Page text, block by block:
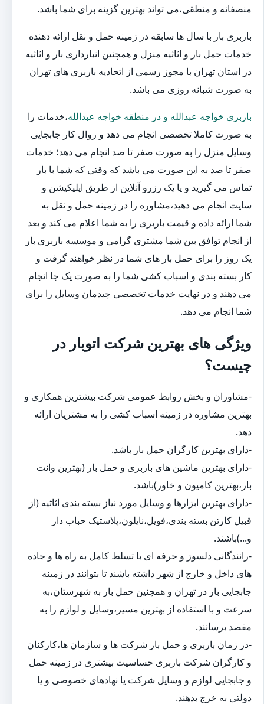
منصفانه و منطقی،می تواند بهترین گزینه برای شما باشد.
باربری بار با سال ها سابقه در زمینه حمل و نقل ارائه دهنده
خدمات حمل بار و اثاثیه منزل و همچنین انبارداری بار و اثاثیه
در استان تهران با مجوز رسمی از اتحادیه باربری های تهران
به صورت شبانه روزی می باشد.
باربری خواجه عبدالله و در منطقه خواجه عبدالله،خدمات را
به صورت کاملا تخصصی انجام می دهد و روال کار جابجایی
وسایل منزل را به صورت صفر تا صد انجام می دهد؛ خدمات
صفر تا صد به این صورت می باشد که وقتی که شما با بار
تماس می گیرید و یا یک رزرو آنلاین از طریق اپلیکیشن و
سایت انجام می دهید،مشاوره را در زمینه حمل و نقل به
شما ارائه داده و قیمت باربری را به شما اعلام می کند و بعد
از انجام توافق بین شما مشتری گرامی و موسسه باربری بار
یک روز را برای حمل بار های شما در نظر خواهند گرفت و
کار بسته بندی و اسباب کشی شما را به صورت یک جا انجام
می دهند و در نهایت خدمات تخصصی چیدمان وسایل را برای
شما انجام می دهد.
ویژگی های بهترین شرکت اتوبار در
چیست؟
-مشاوران و بخش روابط عمومی شرکت بیشترین همکاری و
بهترین مشاوره در زمینه اسباب کشی را به مشتریان ارائه
دهد.
-دارای بهترین کارگران حمل بار باشد.
-دارای بهترین ماشین های باربری و حمل بار (بهترین وانت
بار،بهترین کامیون و خاور)باشد.
-دارای بهترین ابزارها و وسایل مورد نیاز بسته بندی اثاثیه (از
قبیل کارتن بسته بندی،فویل،نایلون،پلاستیک حباب دار
و...)باشند.
-رانندگانی دلسوز و حرفه ای با تسلط کامل به راه ها و جاده
های داخل و خارج از شهر داشته باشند تا بتوانند در زمینه
جابجایی بار در تهران و همچنین حمل بار به شهرستان،به
سرعت و با استفاده از بهترین مسیر،وسایل و لوازم را به
مقصد برسانند.
-در زمان باربری و حمل بار شرکت ها و سازمان ها،کارکنان
و کارگران شرکت باربری حساسیت بیشتری در زمینه حمل
و جابجایی لوازم و وسایل شرکت یا نهادهای خصوصی و یا
دولتی به خرج بدهند.